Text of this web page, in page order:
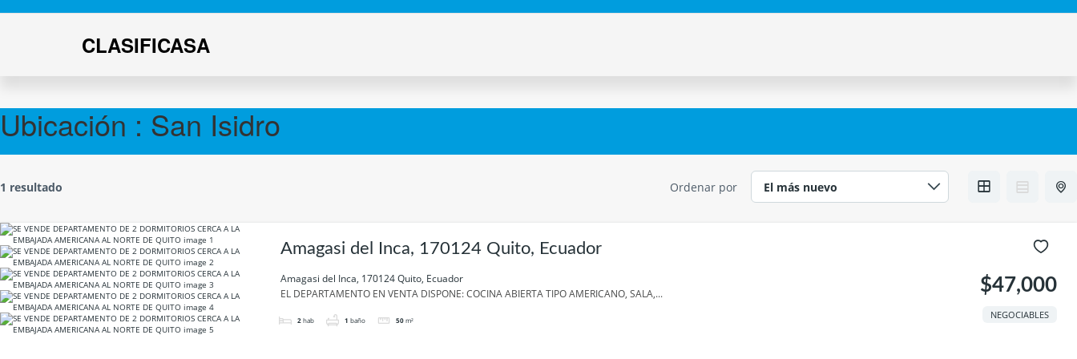
CLASIFICASA
Ubicación : San Isidro
1 resultado Ordenar por
Amagasi del Inca, 170124 Quito, Ecuador
Amagasi del Inca, 170124 Quito, Ecuador
EL DEPARTAMENTO EN VENTA DISPONE: COCINA ABIERTA TIPO AMERICANO, SALA,...
2 hab 1 baño 50 m²
$47,000
NEGOCIABLES